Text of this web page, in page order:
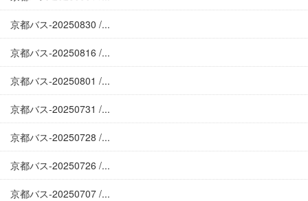
京都バス-20250830 /...
京都バス-20250816 /...
京都バス-20250801 /...
京都バス-20250731 /...
京都バス-20250728 /...
京都バス-20250726 /...
京都バス-20250707 /...